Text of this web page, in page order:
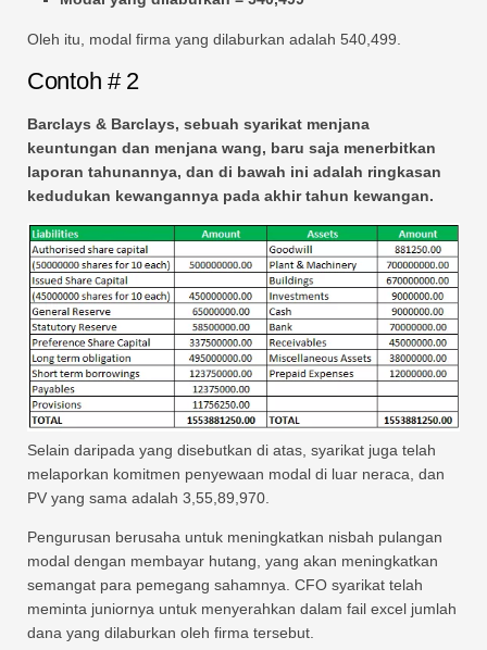
Oleh itu, modal firma yang dilaburkan adalah 540,499.
Contoh # 2
Barclays & Barclays, sebuah syarikat menjana
keuntungan dan menjana wang, baru saja menerbitkan
laporan tahunannya, dan di bawah ini adalah ringkasan
kedudukan kewangannya pada akhir tahun kewangan.
Selain daripada yang disebutkan di atas, syarikat juga telah
melaporkan komitmen penyewaan modal di luar neraca, dan
PV yang sama adalah 3,55,89,970.
Pengurusan berusaha untuk meningkatkan nisbah pulangan
modal dengan membayar hutang, yang akan meningkatkan
semangat para pemegang sahamnya. CFO syarikat telah
meminta juniornya untuk menyerahkan dalam fail excel jumlah
dana yang dilaburkan oleh firma tersebut.